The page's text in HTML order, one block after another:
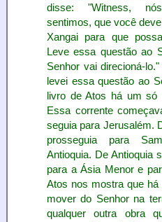
disse: "Witness,
sentimos, que você
Xangai para que
Leve essa questão ao
Senhor vai direcioná-
levei essa questão ao
livro de Atos há um só
Essa corrente
seguia para Jerusalém.
prosseguia para
Antioquia. De Antioquia
para a Ásia Menor e
Atos nos mostra que
mover do Senhor na
qualquer outra obra